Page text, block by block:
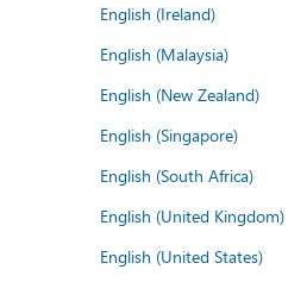
English (Ireland)
English (Malaysia)
English (New Zealand)
English (Singapore)
English (South Africa)
English (United Kingdom)
English (United States)